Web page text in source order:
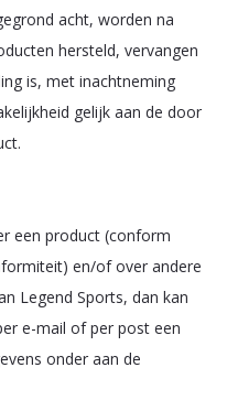
acht, worden na
hersteld, vervangen
is, met inachtneming
gelijk aan de door
een product (conform
en/of over andere
Legend Sports, dan kan
e-mail of per post een
onder aan de